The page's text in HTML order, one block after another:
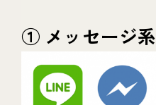
① メッセージ系